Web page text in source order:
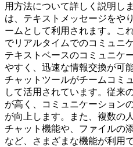
用方法について詳しく説明し
は、テキストメッセージをや
ームとして利用されます。こ
でリアルタイムでのコミュニ
テキストベースのコミュニケ
やすく、迅速な情報交換が可
チャットツールがチームコミ
して活用されています。従来
が高く、コミュニケーション
が向上します。また、複数の
チャット機能や、ファイルの
など、さまざまな機能が利用